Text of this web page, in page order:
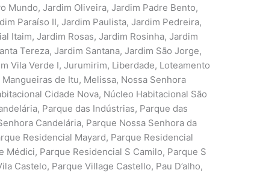
Mundo, Jardim Oliveira, Jardim Padre Bento,
Paraíso II, Jardim Paulista, Jardim Pedreira,
Itaim, Jardim Rosas, Jardim Rosinha, Jardim
Tereza, Jardim Santana, Jardim São Jorge,
Vila Verde I, Jurumirim, Liberdade, Loteamento
de Itu, Melissa, Nossa Senhora
Cidade Nova, Núcleo Habitacional São
Parque das Indústrias, Parque das
Candelária, Parque Nossa Senhora da
Residencial Mayard, Parque Residencial
Parque Residencial S Camilo, Parque S
Castelo, Parque Village Castello, Pau D’alho,